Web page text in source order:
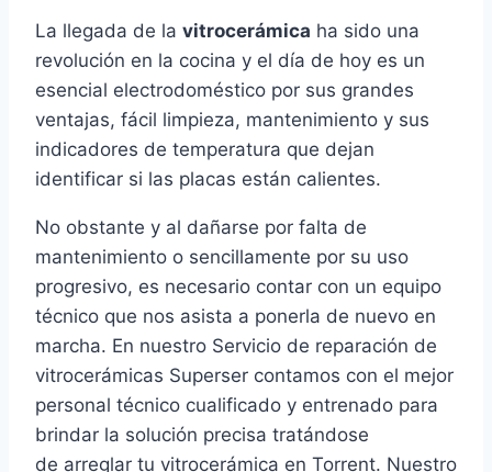
La llegada de la vitrocerámica ha sido una
revolución en la cocina y el día de hoy es un
esencial electrodoméstico por sus grandes
ventajas, fácil limpieza, mantenimiento y sus
indicadores de temperatura que dejan
identificar si las placas están calientes.
No obstante y al dañarse por falta de
mantenimiento o sencillamente por su uso
progresivo, es necesario contar con un equipo
técnico que nos asista a ponerla de nuevo en
marcha. En nuestro Servicio de reparación de
vitrocerámicas Superser contamos con el mejor
personal técnico cualificado y entrenado para
brindar la solución precisa tratándose
de arreglar tu vitrocerámica en Torrent. Nuestro